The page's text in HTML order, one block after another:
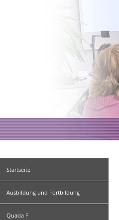
Startseite
Ausbildung und Fortbildung
Quada F